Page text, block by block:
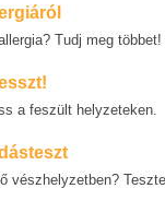
Tudj meg többet!
a feszült helyzeteken.
vészhelyzetben?